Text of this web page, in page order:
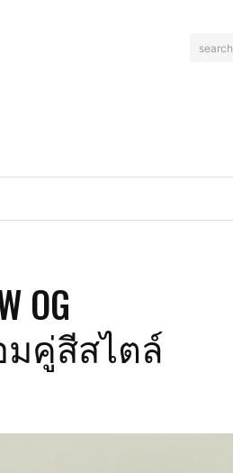
search
OG
อมคู่สีสไตล์